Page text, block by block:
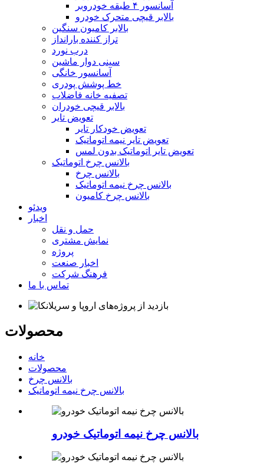
آسانسور ۴ طبقه خودروبر
بالابر قیچی متحرک خودرو
بالابر کامیون سنگین
تراز کننده بارانداز
درب نورد
سینی دوار ماشین
آسانسور خانگی
خط پوشش پودری
تصفیه خانه فاضلاب
بالابر قیچی خودران
تعویض تایر
تعویض خودکار تایر
تعویض تایر نیمه اتوماتیک
تعویض تایر اتوماتیک بدون لمس
بالانس چرخ اتوماتیک
بالانس چرخ
بالانس چرخ نیمه اتوماتیک
بالانس چرخ کامیون
ویدئو
اخبار
حمل و نقل
نمایش مشتری
پروژه
اخبار صنعت
فرهنگ شرکت
تماس با ما
محصولات
خانه
محصولات
بالانس چرخ
بالانس چرخ نیمه اتوماتیک
بالانس چرخ نیمه اتوماتیک خودرو